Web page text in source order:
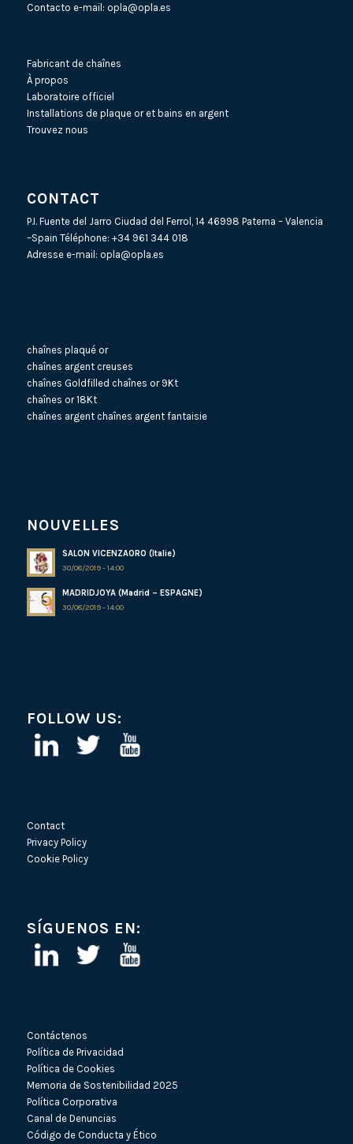
Contacto e-mail: opla@opla.es
Fabricant de chaînes
À propos
Laboratoire officiel
Installations de plaque or et bains en argent
Trouvez nous
CONTACT
P.I. Fuente del Jarro Ciudad del Ferrol, 14 46998 Paterna – Valencia
–Spain Téléphone: +34 961 344 018
Adresse e-mail: opla@opla.es
chaînes plaqué or
chaînes argent creuses
chaînes Goldfilled chaînes or 9Kt
chaînes or 18Kt
chaînes argent chaînes argent fantaisie
NOUVELLES
SALON VICENZAORO (Italie)
30/08/2019 - 14:00
MADRIDJOYA (Madrid – ESPAGNE)
30/08/2019 - 14:00
FOLLOW US:
Contact
Privacy Policy
Cookie Policy
SÍGUENOS EN:
Contáctenos
Política de Privacidad
Política de Cookies
Memoria de Sostenibilidad 2025
Política Corporativa
Canal de Denuncias
Código de Conducta y Ético